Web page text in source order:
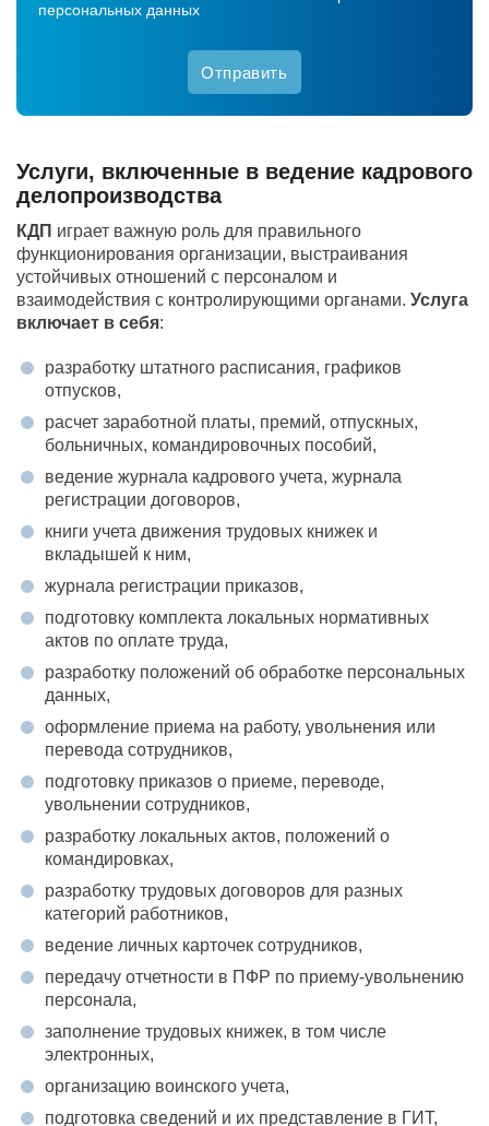
персональных данных
Услуги, включенные в ведение кадрового
делопроизводства
КДП играет важную роль для правильного
функционирования организации, выстраивания
устойчивых отношений с персоналом и
взаимодействия с контролирующими органами. Услуга
включает в себя:
разработку штатного расписания, графиков
отпусков,
расчет заработной платы, премий, отпускных,
больничных, командировочных пособий,
ведение журнала кадрового учета, журнала
регистрации договоров,
книги учета движения трудовых книжек и
вкладышей к ним,
журнала регистрации приказов,
подготовку комплекта локальных нормативных
актов по оплате труда,
разработку положений об обработке персональных
данных,
оформление приема на работу, увольнения или
перевода сотрудников,
подготовку приказов о приеме, переводе,
увольнении сотрудников,
разработку локальных актов, положений о
командировках,
разработку трудовых договоров для разных
категорий работников,
ведение личных карточек сотрудников,
передачу отчетности в ПФР по приему-увольнению
персонала,
заполнение трудовых книжек, в том числе
электронных,
организацию воинского учета,
подготовка сведений и их представление в ГИТ,